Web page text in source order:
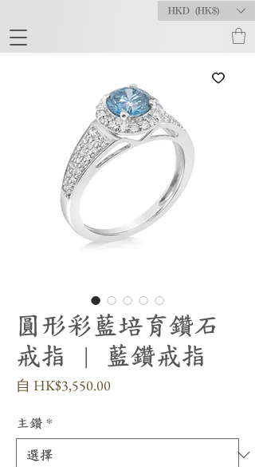
HKD (HK$)
圓形彩藍培育鑽石
戒指 | 藍鑽戒指
自 HK$3,550.00促
格
主鑽 *